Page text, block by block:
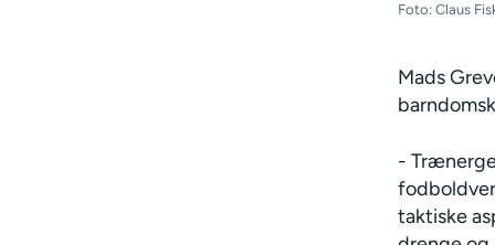
Foto: Claus
Mads
-
taktiske